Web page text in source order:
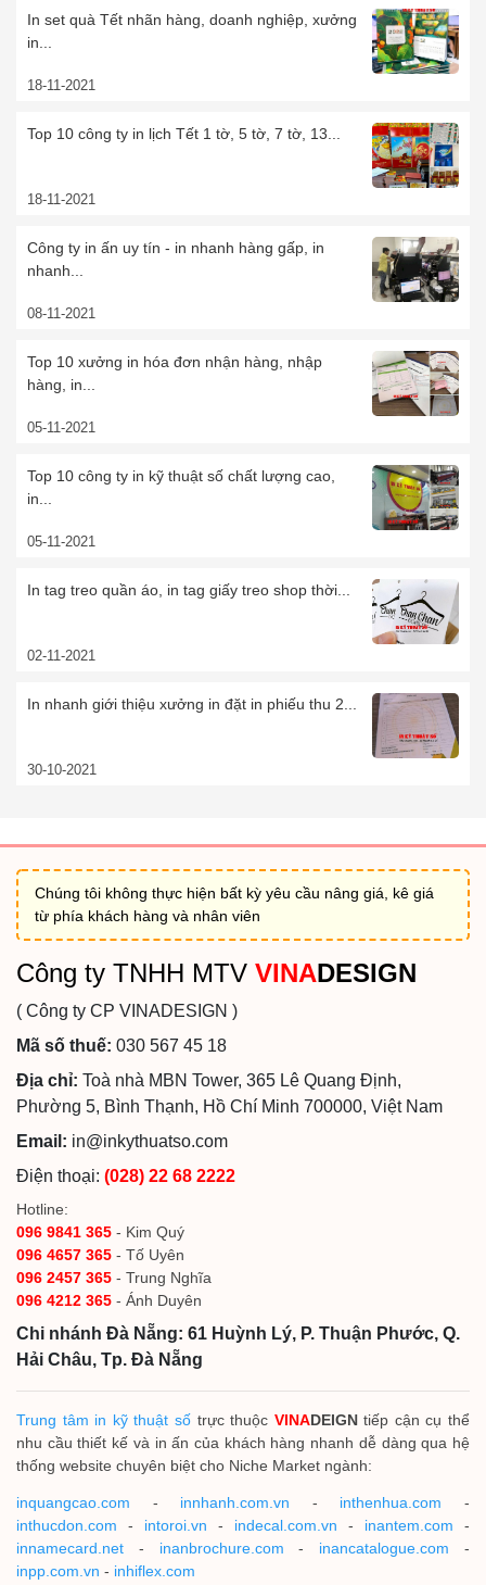
In set quà Tết nhãn hàng, doanh nghiệp, xưởng
in...
18-11-2021
Top 10 công ty in lịch Tết 1 tờ, 5 tờ, 7 tờ, 13...
18-11-2021
Công ty in ấn uy tín - in nhanh hàng gấp, in
nhanh...
08-11-2021
Top 10 xưởng in hóa đơn nhận hàng, nhập
hàng, in...
05-11-2021
Top 10 công ty in kỹ thuật số chất lượng cao,
in...
05-11-2021
In tag treo quần áo, in tag giấy treo shop thời...
02-11-2021
In nhanh giới thiệu xưởng in đặt in phiếu thu 2...
30-10-2021
Chúng tôi không thực hiện bất kỳ yêu cầu nâng giá, kê giá
từ phía khách hàng và nhân viên
Công ty TNHH MTV VINADESIGN
( Công ty CP VINADESIGN )
Mã số thuế: 030 567 45 18
Địa chỉ: Toà nhà MBN Tower, 365 Lê Quang Định,
Phường 5, Bình Thạnh, Hồ Chí Minh 700000, Việt Nam
Email: in@inkythuatso.com
Điện thoại: (028) 22 68 2222
Hotline:
096 9841 365 - Kim Quý
096 4657 365 - Tố Uyên
096 2457 365 - Trung Nghĩa
096 4212 365 - Ánh Duyên
Chi nhánh Đà Nẵng: 61 Huỳnh Lý, P. Thuận Phước, Q.
Hải Châu, Tp. Đà Nẵng
Trung tâm in kỹ thuật sốtrực thuộc VINADEIGNtiếp cận cụ thể
nhu cầu thiết kế và in ấn của khách hàng nhanh dễ dàng qua hệ
thống website chuyên biệt cho Niche Market ngành:
inquangcao.com - innhanh.com.vn - inthenhua.com -
inthucdon.com - intoroi.vn - indecal.com.vn - inantem.com -
innamecard.net - inanbrochure.com - inancatalogue.com -
inpp.com.vn - inhiflex.com